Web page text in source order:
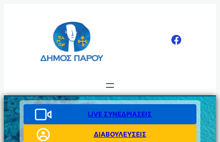
LIVE ΣΥΝΕΔΡΙΑΣΕΙΣ
ΔΙΑΒΟΥΛΕΥΣΕΙΣ